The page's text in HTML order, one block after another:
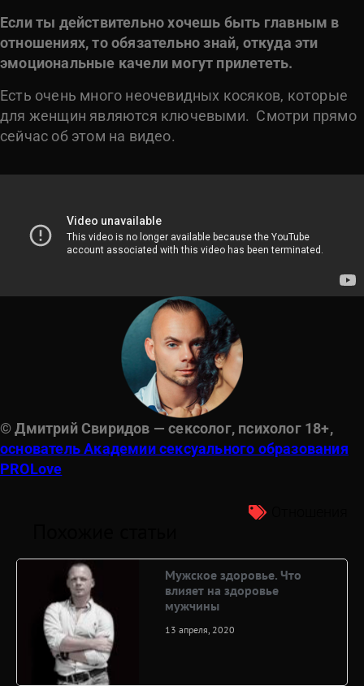
Если ты действительно хочешь быть главным в
отношениях, то обязательно знай, откуда эти
эмоциональные качели могут прилететь.
Есть очень много неочевидных косяков, которые
для женщин являются ключевыми. Смотри прямо
сейчас об этом на видео.
©Дмитрий Свиридов — сексолог, психолог 18+,
основатель Академии сексуального образования
PROLove
Мужское здоровье. Что
влияет на здоровье
мужчины
13 апреля, 2020